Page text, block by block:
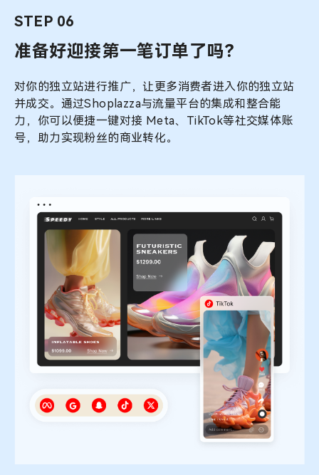
STEP 06
准备好迎接第一笔订单了吗？
对你的独立站进行推广，让更多消费者进入你的独立站
并成交。通过Shoplazza与流量平台的集成和整合能
力，你可以便捷一键对接 Meta、TikTok等社交媒体账
号，助力实现粉丝的商业转化。